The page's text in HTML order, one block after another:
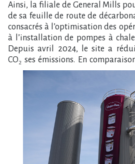
Ainsi, la filiale de General Mills
de sa feuille de route de
consacrés à l’optimisation des
à l’installation de pompes à
Depuis avril 2024, le site a
CO₂ ses émissions. En